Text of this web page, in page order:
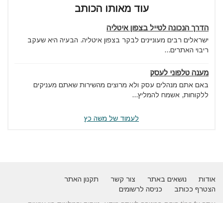
עוד מאותו הכותב
הדרך הנכונה לטייל בצפון איטליה
ישראלים רבים מעוניינים לבקר בצפון איטליה. הבעיה היא שעקב
ריבוי האתרים...
מענה טלפוני לעסק
באם אתם מנהלים עסק ולא מרוצים מהשירות שאתם מעניקים
ללקוחות, אשמח להמליץ...
לעמוד של משה כץ
אודות נושאים באתר צור קשר
תקנון האתר
הצטרף ככותב
כניסה לרשומים